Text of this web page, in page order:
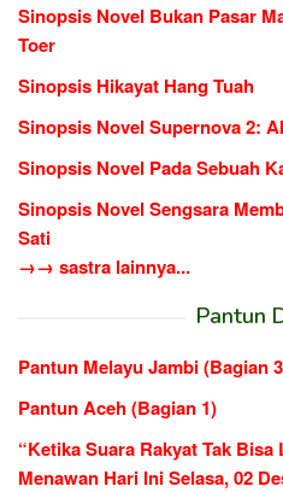
Sinopsis Novel Bukan Pasar
Toer
Sinopsis Hikayat Hang Tuah
Sinopsis Novel Supernova 2:
Sinopsis Novel Pada Sebuah
Sinopsis Novel Sengsara
Sati
→→ sastra lainnya...
Pantun
Pantun Melayu Jambi (Bagian
Pantun Aceh (Bagian 1)
“Ketika Suara Rakyat Tak
Menawan Hari Ini Selasa, 02